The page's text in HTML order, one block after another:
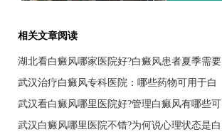
相关文章阅读
湖北看白癜风哪家医院好?白癜风患者夏季需要
武汉治疗白癜风专科医院：哪些药物可用于白
武汉看白癜风哪里医院好?管理白癜风有哪些可
武汉白癜风哪里医院不错?为何说心理状态是白